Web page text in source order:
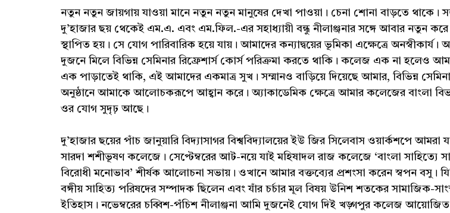
নতুন নতুন জায়গায় যাওয়া মানে নতুন নতুন মানুষের দেখা পাওয়া। চেনা শোনা বাড়তে থাকে।
দু’হাজার ছয় থেকেই এম.এ. এবং এম.ফিল.-এর সহাধ্যায়ী বন্ধু নীলাঞ্জনার সঙ্গে আবার নতুন
স্থাপিত হয়। সে যোগ পারিবারিক হয়ে যায়। আমাদের কন্যাদ্বয়ের ভূমিকা এক্ষেত্রে
দুজনে মিলে বিভিন্ন সেমিনার রিফ্রেশার্স কোর্স পরিক্রমা করতে থাকি। কলেজ এক না হলেও
এক পাড়াতেই থাকি, এই আমাদের একমাত্র সুখ। সম্মানও বাড়িয়ে দিয়েছে আমার, বিভিন্ন
অনুষ্ঠানে আমাকে আলোচকরূপে আহ্বান করে। অ্যাকাডেমিক ক্ষেত্রে আমার কলেজের বাংলা
ওর যোগ সুদৃঢ় আছে।
দু’হাজার ছয়ের পাঁচ জানুয়ারি বিদ্যাসাগর বিশ্ববিদ্যালয়ের ইউ জির সিলেবাস ওয়ার্কশপে আমরা
সারদা শশীভূষণ কলেজে। সেপ্টেম্বরের আট-নয়ে যাই মহিষাদল রাজ কলেজে ‘বাংলা সাহিত্যে
বিরোধী মনোভাব’ শীর্ষক আলোচনা সভায়। ওখানে আমার বক্তব্যের প্রশংসা করেন স্বপন বসু।
বঙ্গীয় সাহিত্য পরিষদের সম্পাদক ছিলেন এবং যাঁর চর্চার মূল বিষয় উনিশ শতকের সামাজিক-
ইতিহাস। নভেম্বরের চব্বিশ-পঁচিশ নীলাঞ্জনা আমি দুজনেই যোগ দিই খড়্গপুর কলেজ